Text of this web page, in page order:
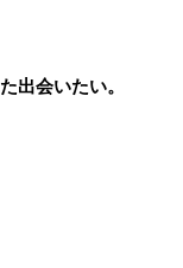
出会いたい。